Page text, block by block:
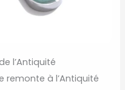
l’Antiquité
remonte à l’Antiquité